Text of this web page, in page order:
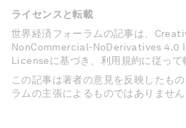
ライセンスと転載
世界経済フォーラムの記事は、
NonCommercial-NoDerivatives 4.0
Licenseに基づき、利用規約に従って
この記事は著者の意見を反映したも
ラムの主張によるものではありません